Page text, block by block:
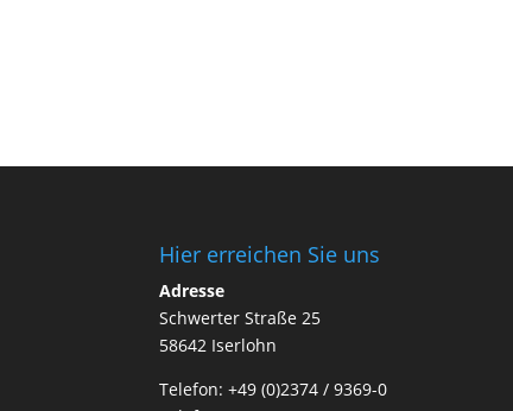
Hier erreichen Sie uns
Adresse
Schwerter Straße 25
58642 Iserlohn
Telefon: +49 (0)2374 / 9369-0